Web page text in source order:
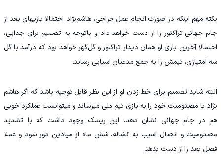
نکته مهم اینکه در صورت انجام عمل جراحی، هاشم‌نژاد احتمالا بازیهای بعد از
جام جهانی تراکتور را از دست خواهد داد و باتوجه به تصمیم برای جدایی،
احتمالا آخرین بازی او همان دیدار تراکتور و گل‌گهر خواهد بود که درآمد با گل
سه امتیازی، تیمش را به جمع مدعیان آسیایی رساند.
البته شاید تصمیم برای خط زدن او از این نظر قابل توجیه باشد که اگر هاشم
نژاد با مصدومیت خود را به بازی تیم ملی میرساند و میتوانست عملکرد خوبی
هم در جام جهانی نشان دهد، این ریسک وجود داشت که با تشدید
مصدومیت و اتصال آسیب به کشاله، شش ماه از میادین دور شود و عملا
فصل بعد را از دست بدهد.